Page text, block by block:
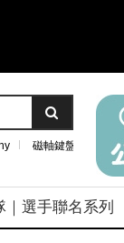
磁軸鍵盤
｜選手聯名系列